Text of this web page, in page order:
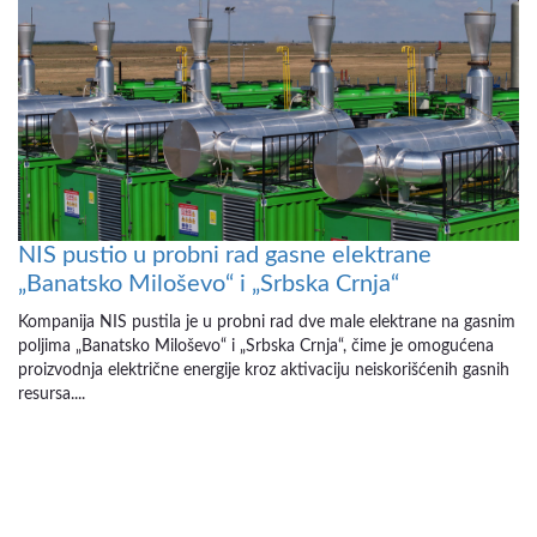
NIS pustio u probni rad gasne elektrane
„Banatsko Miloševo“ i „Srbska Crnja“
Kompanija NIS pustila je u probni rad dve male elektrane na gasnim
poljima „Banatsko Miloševo“ i „Srbska Crnja“, čime je omogućena
proizvodnja električne energije kroz aktivaciju neiskorišćenih gasnih
resursa....